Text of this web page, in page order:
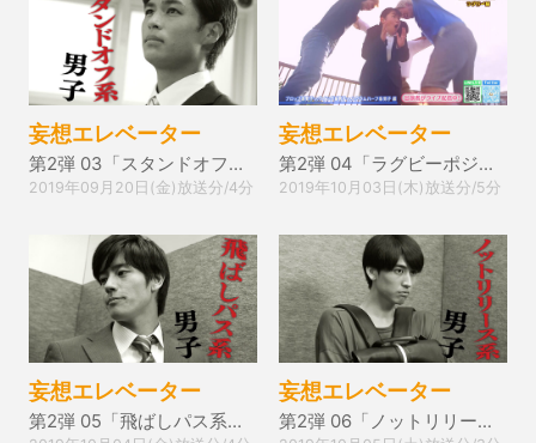
妄想エレベーター
第2弾 03「スタンドオフ系男子」
2019年09月20日(金)放送分/4分
妄想エレベーター
第2弾 04「ラグビーポジション編」
2019年10月03日(木)放送分/5分
妄想エレベーター
第2弾 05「飛ばしパス系男子」
妄想エレベーター
第2弾 06「ノットリリースザボール系男子」